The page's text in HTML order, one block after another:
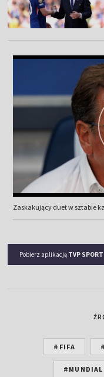
Zaskakujący duet w sztabie
Pobierz aplikację TVP SPORT
#FIFA
#MUNDIAL